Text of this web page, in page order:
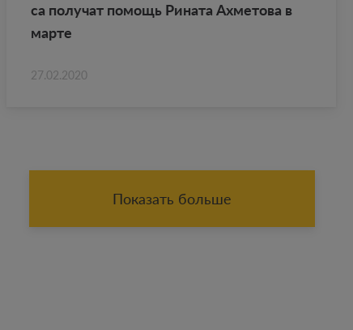
са по­лу­чат по­мощь Ри­на­та Ах­ме­то­ва в
марте
27.02.2020
Показать больше